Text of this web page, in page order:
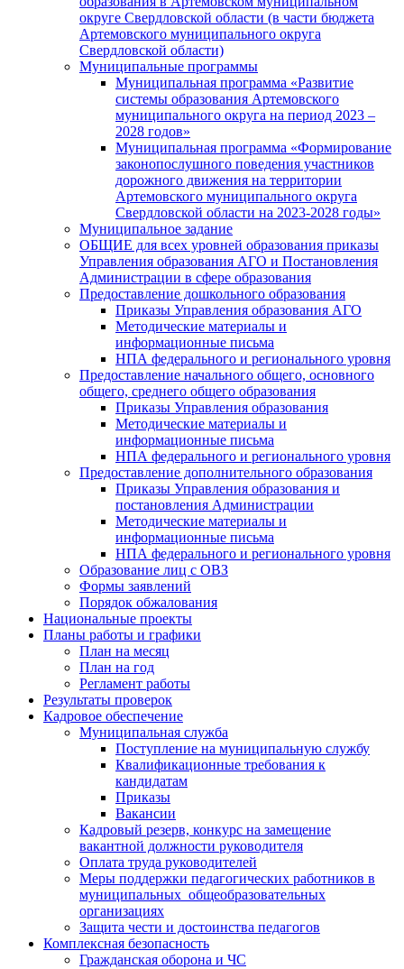
округе Свердловской области (в части бюджета
Артемовского муниципального округа
Свердловской области)
Муниципальные программы
Муниципальная программа «Развитие
системы образования Артемовского
муниципального округа на период 2023 –
2028 годов»
Муниципальная программа «Формирование
законопослушного поведения участников
дорожного движения на территории
Артемовского муниципального округа
Свердловской области на 2023-2028 годы»
Муниципальное задание
ОБЩИЕ для всех уровней образования приказы
Управления образования АГО и Постановления
Администрации в сфере образования
Предоставление дошкольного образования
Приказы Управления образования АГО
Методические материалы и
информационные письма
НПА федерального и регионального уровня
Предоставление начального общего, основного
общего, среднего общего образования
Приказы Управления образования
Методические материалы и
информационные письма
НПА федерального и регионального уровня
Предоставление дополнительного образования
Приказы Управления образования и
постановления Администрации
Методические материалы и
информационные письма
НПА федерального и регионального уровня
Образование лиц с ОВЗ
Формы заявлений
Порядок обжалования
Национальные проекты
Планы работы и графики
План на месяц
План на год
Регламент работы
Результаты проверок
Кадровое обеспечение
Муниципальная служба
Поступление на муниципальную службу
Квалификационные требования к
кандидатам
Приказы
Вакансии
Кадровый резерв, конкурс на замещение
вакантной должности руководителя
Оплата труда руководителей
Меры поддержки педагогических работников в
муниципальных общеобразовательных
организациях
Защита чести и достоинства педагогов
Комплексная безопасность
Гражданская оборона и ЧС